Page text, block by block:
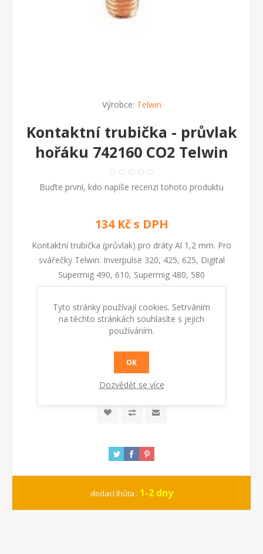
Výrobce: Telwin
Kontaktní trubička - průvlak
hořáku 742160 CO2 Telwin
Buďte první, kdo napíše recenzi tohoto produktu
134 Kč s DPH
Kontaktní trubička (průvlak) pro dráty Al 1,2 mm. Pro
svářečky Telwin: Inverpulse 320, 425, 625, Digital
Supermig 490, 610, Supermig 480, 580
Kód: 742160
KOUPIT
dodací lhůta : 1-2 dny
Tyto stránky používají cookies. Setrváním
na těchto stránkách souhlasíte s jejich
používáním.
OK
Dozvědět se více